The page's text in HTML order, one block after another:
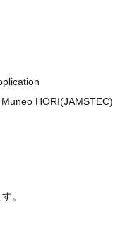
HORI(JAMSTEC)
。